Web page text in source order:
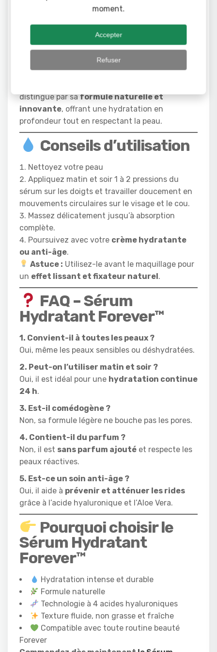
Grâce à
l’Aloe Vera
Tolérance
sensibles
Excellente
distingue par saformule naturelle et
innovante, offrant une hydratation en
profondeur tout en respectant la peau.
Conseils d’utilisation
Nettoyez votre peau
Appliquez matin et soir 1 à 2 pressions du
sérum sur les doigts et travailler doucement en
mouvements circulaires sur le visage et le cou.
Massez délicatement jusqu’à absorption
complète.
Poursuivez avec votre crème hydratante
ou anti-âge.
Astuce : Utilisez-le avant le maquillage pour
un effet lissant et fixateur naturel.
FAQ – Sérum
Hydratant Forever™
1. Convient-il à toutes les peaux ?
Oui, même les peaux sensibles ou déshydratées.
2. Peut-on l’utiliser matin et soir ?
Oui, il est idéal pour une hydratation continue
24 h.
3. Est-il comédogène ?
Non, sa formule légère ne bouche pas les pores.
4. Contient-il du parfum ?
Non, il est sans parfum ajouté et respecte les
peaux réactives.
5. Est-ce un soin anti-âge ?
Oui, il aide à prévenir et atténuer les rides
grâce à l’acide hyaluronique et l’Aloe Vera.
Pourquoi choisir le
Sérum Hydratant
Forever™
Hydratation intense et durable
Formule naturelle
Technologie à 4 acides hyaluroniques
Texture fluide, non grasse et fraîche
Compatible avec toute routine beauté
Forever
moment.
Accepter
Refuser